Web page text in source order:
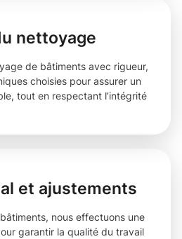
nettoyage
de bâtiments avec rigueur,
choisies pour assurer un
tout en respectant l’intégrité
et ajustements
nous effectuons une
garantir la qualité du travail